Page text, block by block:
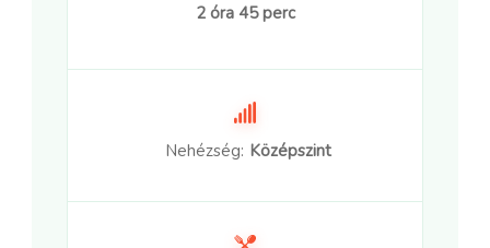
2 óra 45 perc
Nehézség: Középszint